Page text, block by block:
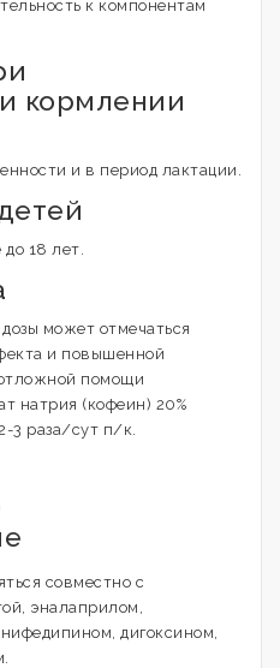
к компонентам
кормлении
и в период лактации.
до 18 лет.
может отмечаться
и повышенной
помощи
натрия (кофеин) 20%
3 раза/сут п/к.
совместно с
эналаприлом,
дигоксином,